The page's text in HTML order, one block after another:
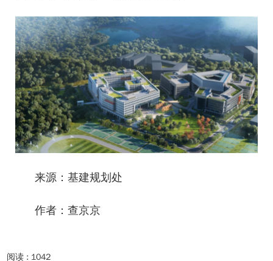
来源：基建规划处
作者：查京京
阅读 : 1042